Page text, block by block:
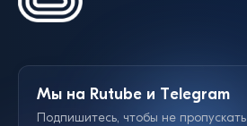
Мы на Rutube и Telegram
Подпишитесь, чтобы не пропускать